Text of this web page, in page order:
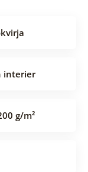
interier
g/m²